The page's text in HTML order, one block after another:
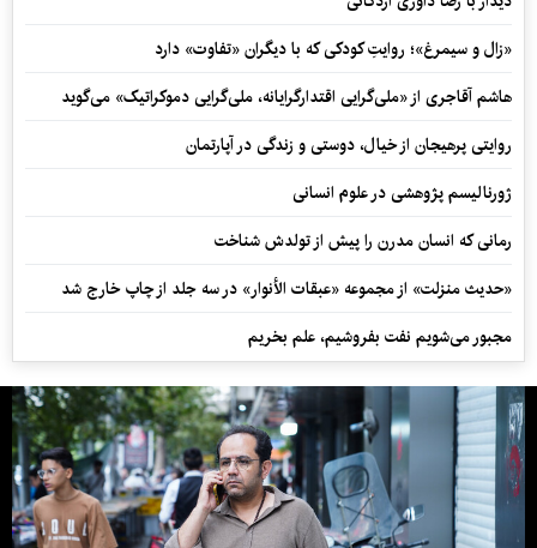
«زال و سیمرغ»؛ روایتِ کودکی که با دیگران «تفاوت» دارد
هاشم آقاجری از «ملی‌گرایی اقتدارگرایانه، ملی‌گرایی دموکراتیک» می‌گوید
روایتی پرهیجان از خیال، دوستی و زندگی در آپارتمان
ژورنالیسم پژوهشی در علوم انسانی
رمانی که انسان مدرن را پیش از تولدش شناخت
«حدیث منزلت» از مجموعه «عبقات الأنوار» در سه جلد از چاپ خارج شد
مجبور می‌شویم نفت بفروشیم، علم بخریم